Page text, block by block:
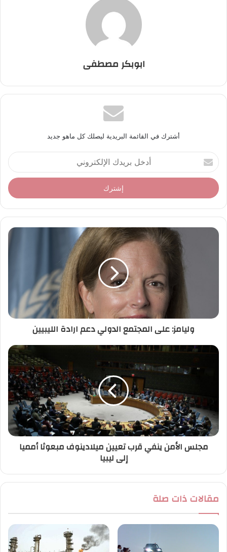
ابوبكر مصطفى
أشترك في القائمة البريدية ليصلك كل ماهو جديد
أ
د
خ
ل
ر
د
ر
ي
وليامز: على المجتمع الدولي دعم ارادة الليبيين
مجلس الأمن ينفي قرب تعيين ميلادينوف مبعوثا أمميا
إلى ليبيا
مقالات ذات صلة